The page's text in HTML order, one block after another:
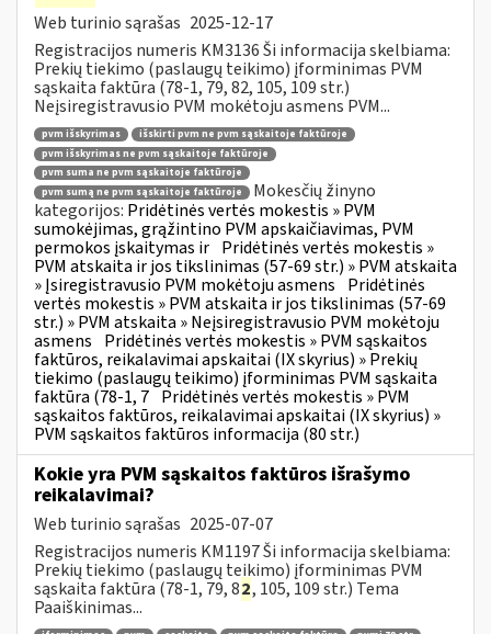
Web turinio sąrašas 2025-12-17
Registracijos numeris KM3136 Ši informacija skelbiama:
Prekių tiekimo (paslaugų teikimo) įforminimas PVM
sąskaita faktūra (78-1, 79, 82, 105, 109 str.)
Neįsiregistravusio PVM mokėtoju asmens PVM...
pvm išskyrimas
išskirti pvm ne pvm sąskaitoje faktūroje
pvm išskyrimas ne pvm sąskaitoje faktūroje
pvm suma ne pvm sąskaitoje faktūroje
pvm sumą ne pvm sąskaitoje faktūroje
Mokesčių žinyno
kategorijos: Pridėtinės vertės mokestis » PVM
sumokėjimas, grąžintino PVM apskaičiavimas, PVM
permokos įskaitymas ir Pridėtinės vertės mokestis »
PVM atskaita ir jos tikslinimas (57-69 str.) » PVM atskaita
» Įsiregistravusio PVM mokėtoju asmens Pridėtinės
vertės mokestis » PVM atskaita ir jos tikslinimas (57-69
str.) » PVM atskaita » Neįsiregistravusio PVM mokėtoju
asmens Pridėtinės vertės mokestis » PVM sąskaitos
faktūros, reikalavimai apskaitai (IX skyrius) » Prekių
tiekimo (paslaugų teikimo) įforminimas PVM sąskaita
faktūra (78-1, 7 Pridėtinės vertės mokestis » PVM
sąskaitos faktūros, reikalavimai apskaitai (IX skyrius) »
PVM sąskaitos faktūros informacija (80 str.)
Kokie yra PVM sąskaitos faktūros išrašymo
reikalavimai?
Web turinio sąrašas 2025-07-07
Registracijos numeris KM1197 Ši informacija skelbiama:
Prekių tiekimo (paslaugų teikimo) įforminimas PVM
sąskaita faktūra (78-1, 79, 82, 105, 109 str.) Tema
Paaiškinimas...